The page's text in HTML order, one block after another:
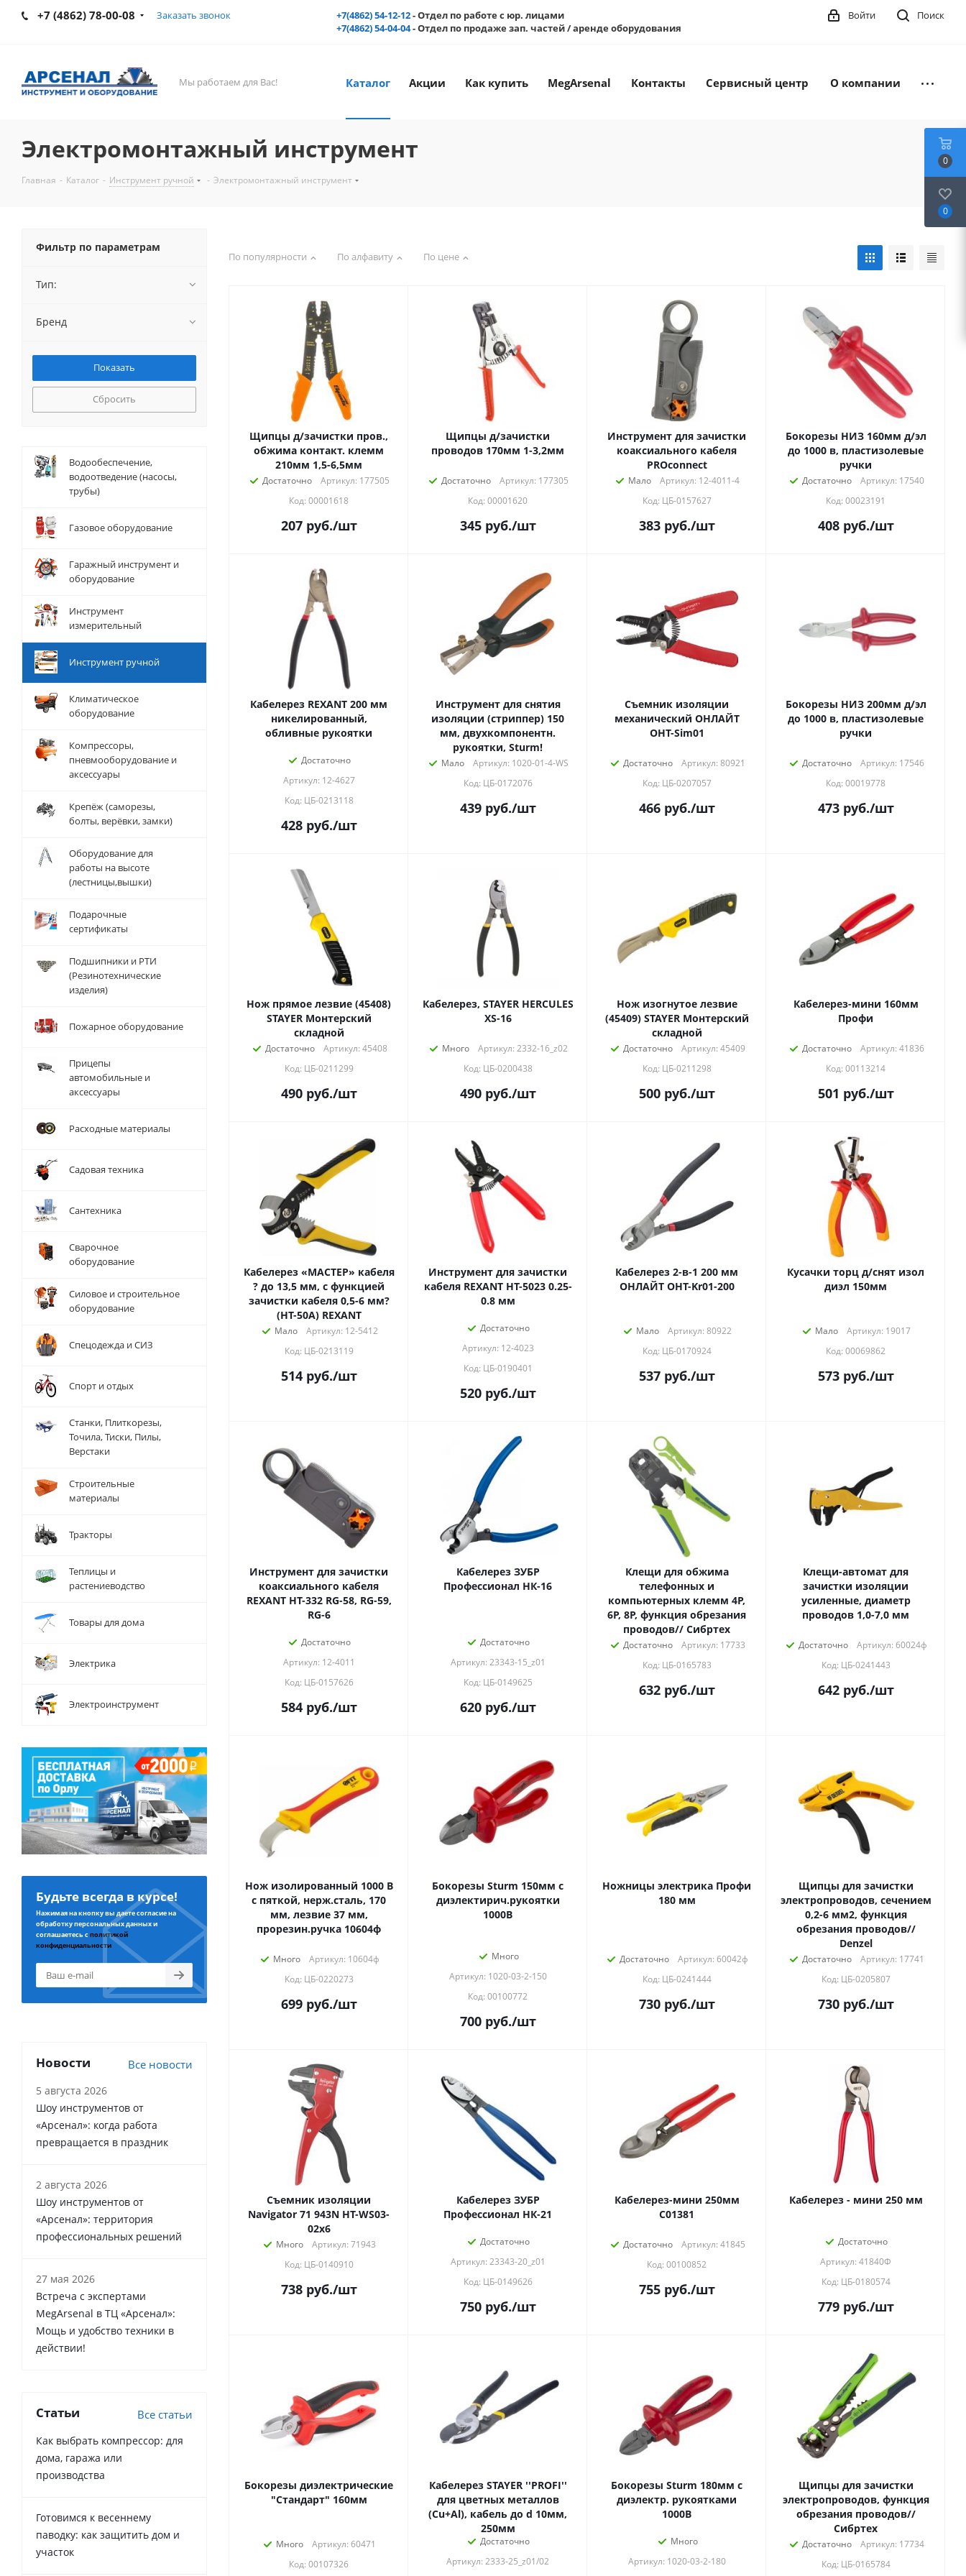
+7 (4862) 78-00-08 Заказать звонок +7(4862) 54-12-12- Отдел по работе с юр. лицами
+7(4862) 54-04-04- Отдел по продаже зап. частей / аренде оборудования
Поиск
Войти
Мы работаем для Вас! Каталог Акции Как купить MegArsenal Контакты Сервисный центр О компании
Электромонтажный инструмент
Главная - Каталог - Инструмент ручной - Электромонтажный инструмент
По популярности По алфавиту По цене
Щипцы д/зачистки пров.,
обжима контакт. клемм
210мм 1,5-6,5мм
Достаточно
Артикул: 177505
Код: 00001618
207руб./шт
Щипцы д/зачистки
проводов 170мм 1-3,2мм
Достаточно
Артикул: 177305
Код: 00001620
345руб./шт
Инструмент для зачистки
коаксиального кабеля
PROconnect
Мало
Артикул: 12-4011-4
Код: ЦБ-0157627
383руб./шт
Бокорезы НИЗ 160мм д/эл
до 1000 в, пластизолевые
ручки
Достаточно
Артикул: 17540
Код: 00023191
408руб./шт
Кабелерез REXANT 200 мм
никелированный,
обливные рукоятки
Достаточно
Артикул: 12-4627
Код: ЦБ-0213118
428руб./шт
Инструмент для снятия
изоляции (стриппер) 150
мм, двухкомпонентн.
рукоятки, Sturm!
Мало
Артикул: 1020-01-4-WS
Код: ЦБ-0172076
439руб./шт
Съемник изоляции
механический ОНЛАЙТ
OHT-Sim01
Достаточно
Артикул: 80921
Код: ЦБ-0207057
466руб./шт
Бокорезы НИЗ 200мм д/эл
до 1000 в, пластизолевые
ручки
Достаточно
Артикул: 17546
Код: 00019778
473руб./шт
Нож прямое лезвие (45408)
STAYER Монтерский
складной
Достаточно
Артикул: 45408
Код: ЦБ-0211299
490руб./шт
Кабелерез, STAYER HERCULES
XS-16
Много
Артикул: 2332-16_z02
Код: ЦБ-0200438
490руб./шт
Нож изогнутое лезвие
(45409) STAYER Монтерский
складной
Достаточно
Артикул: 45409
Код: ЦБ-0211298
500руб./шт
Кабелерез-мини 160мм
Профи
Достаточно
Артикул: 41836
Код: 00113214
501 руб./шт
Кабелерез «МАСТЕР» кабеля
? до 13,5 мм, с функцией
зачистки кабеля 0,5-6 мм?
(HT-50A) REXANT
Мало
Артикул: 12-5412
Код: ЦБ-0213119
514руб./шт
Инструмент для зачистки
кабеля REXANT HT-5023 0.25-
0.8 мм
Достаточно
Артикул: 12-4023
Код: ЦБ-0190401
520руб./шт
Кабелерез 2-в-1 200 мм
ОНЛАЙТ OHT-Kr01-200
Мало
Артикул: 80922
Код: ЦБ-0170924
537руб./шт
Кусачки торц д/снят изол
диэл 150мм
Мало
Артикул: 19017
Код: 00069862
573руб./шт
Инструмент для зачистки
коаксиального кабеля
REXANT HT-332 RG-58, RG-59,
RG-6
Достаточно
Артикул: 12-4011
Код: ЦБ-0157626
584руб./шт
Кабелерез ЗУБР
Профессионал НК-16
Достаточно
Артикул: 23343-15_z01
Код: ЦБ-0149625
620руб./шт
Клещи для обжима
телефонных и
компьютерных клемм 4P,
6P, 8P, функция обрезания
проводов// Сибртех
Достаточно
Артикул: 17733
Код: ЦБ-0165783
632руб./шт
Клещи-автомат для
зачистки изоляции
усиленные, диаметр
проводов 1,0-7,0 мм
Достаточно
Артикул: 60024ф
Код: ЦБ-0241443
642руб./шт
Нож изолированный 1000 В
с пяткой, нерж.сталь, 170
мм, лезвие 37 мм,
прорезин.ручка 10604ф
Много
Артикул: 10604ф
Код: ЦБ-0220273
699руб./шт
Бокорезы Sturm 150мм с
диэлектирич.рукоятки
1000В
Много
Артикул: 1020-03-2-150
Код: 00100772
700руб./шт
Ножницы электрика Профи
180 мм
Достаточно
Артикул: 60042ф
Код: ЦБ-0241444
730руб./шт
Щипцы для зачистки
электропроводов, сечением
0,2-6 мм2, функция
обрезания проводов//
Denzel
Достаточно
Артикул: 17741
Код: ЦБ-0205807
730руб./шт
Съемник изоляции
Navigator 71 943N HT-WS03-
02х6
Много
Артикул: 71943
Код: ЦБ-0140910
738руб./шт
Кабелерез ЗУБР
Профессионал НК-21
Достаточно
Артикул: 23343-20_z01
Код: ЦБ-0149626
750руб./шт
Кабелерез-мини 250мм
С01381
Достаточно
Артикул: 41845
Код: 00100852
755руб./шт
Кабелерез - мини 250 мм
Достаточно
Артикул: 41840Ф
Код: ЦБ-0180574
779руб./шт
Бокорезы диэлектрические
"Стандарт" 160мм
Много
Артикул: 60471
Код: 00107326
Кабелерез STAYER ''PROFI''
для цветных металлов
(Cu+Al), кабель до d 10мм,
250мм
Достаточно
Артикул: 2333-25_z01/02
Бокорезы Sturm 180мм с
диэлектр. рукоятками
1000В
Много
Артикул: 1020-03-2-180
Щипцы для зачистки
электропроводов, функция
обрезания проводов//
Сибртех
Достаточно
Артикул: 17734
Код: ЦБ-0165784
Фильтр по параметрам
Тип:
Бренд
Сбросить
Водообеспечение,
водоотведение (насосы,
трубы)
Газовое оборудование
Гаражный инструмент и
оборудование
Инструмент
измерительный
Инструмент ручной
Климатическое
оборудование
Компрессоры,
пневмооборудование и
аксессуары
Крепёж (саморезы,
болты, верёвки, замки)
Оборудование для
работы на высоте
(лестницы,вышки)
Подарочные
сертификаты
Подшипники и РТИ
(Резинотехнические
изделия)
Пожарное оборудование
Прицепы
автомобильные и
аксессуары
Расходные материалы
Садовая техника
Сантехника
Сварочное
оборудование
Силовое и строительное
оборудование
Спецодежда и СИЗ
Спорт и отдых
Станки, Плиткорезы,
Точила, Тиски, Пилы,
Верстаки
Строительные
материалы
Тракторы
Теплицы и
растениеводство
Товары для дома
Электрика
Электроинструмент
Будьте всегда в курсе!
Нажимая на кнопку вы даете согласие на
обработку персональных данных и
соглашаетесь сполитикой
конфиденциальности
Новости Все новости
5 августа 2026
Шоу инструментов от
«Арсенал»: когда работа
превращается в праздник
2 августа 2026
Шоу инструментов от
«Арсенал»: территория
профессиональных решений
27 мая 2026
Встреча с экспертами
MegArsenal в ТЦ «Арсенал»:
Мощь и удобство техники в
действии!
Статьи Все статьи
Как выбрать компрессор: для
дома, гаража или
производства
Готовимся к весеннему
паводку: как защитить дом и
участок
0
0